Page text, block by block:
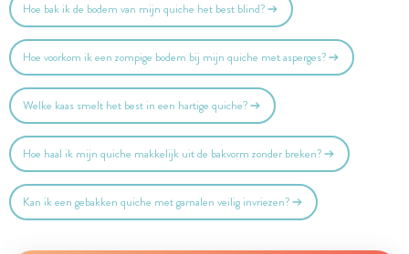
Hoe bak ik de bodem van mijn quiche het best blind?
Hoe voorkom ik een zompige bodem bij mijn quiche met asperges?
Welke kaas smelt het best in een hartige quiche?
Hoe haal ik mijn quiche makkelijk uit de bakvorm zonder breken?
Kan ik een gebakken quiche met garnalen veilig invriezen?